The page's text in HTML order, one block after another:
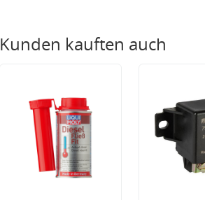
Kunden kauften auch